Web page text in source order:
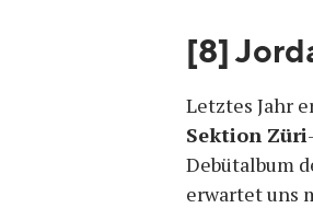
[8]
Letztes Jahr
Sektion Züri
Debütalbum
erwartet uns